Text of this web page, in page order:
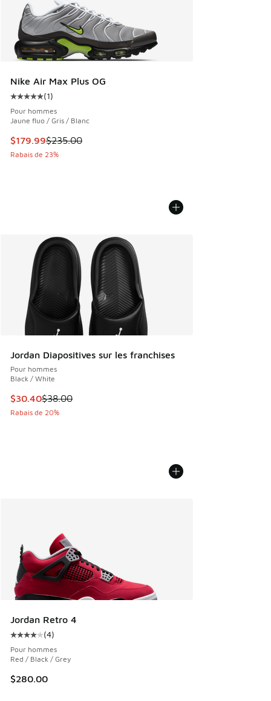
Nike Air Max Plus OG
Cote moyenne du client - [5 sur 5 étoiles], 1 commentaires
(1)
Pour hommes
Jaune fluo / Gris / Blanc
Cet article est en solde. Le prix est passé de $235.00 à
$179.99$235.00
Rabais de 23%
Jordan Diapositives sur les franchises
Pour hommes
Black / White
Cet article est en solde. Le prix est passé de $38.00 à
$30.40$38.00
Rabais de 20%
Jordan Retro 4
Cote moyenne du client - [4 sur 5 étoiles], 4 commentaires
(4)
Pour hommes
Red / Black / Grey
$280.00